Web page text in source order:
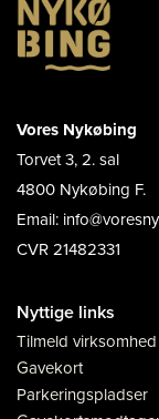
Vores Nykøbing
Torvet 3, 2. sal
4800 Nykøbing F.
Email:
CVR 21482331
Nyttige links
Tilmeld virksomhed
Gavekort
Parkeringspladser